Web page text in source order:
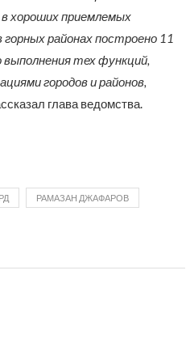
хороших приемлемых
районах построено 11
выполнения тех функций,
городов и районов,
глава ведомства.
РАМАЗАН ДЖАФАРОВ